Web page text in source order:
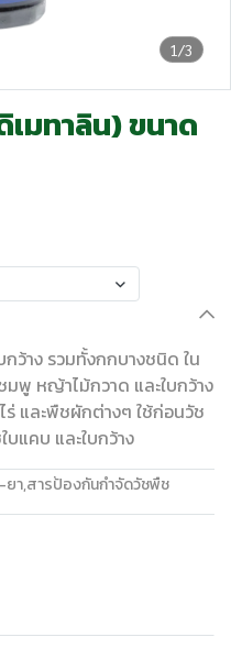
1/3
มทาลิน) ขนาด
ว้าง รวมทั้งกกบางชนิด ใน
พู หญ้าไม้กวาด และใบกว้าง
และพืชผักต่างๆ ใช้ก่อนวัช
แคบ และใบกว้าง
ยา,สารป้องกันกำจัดวัชพืช